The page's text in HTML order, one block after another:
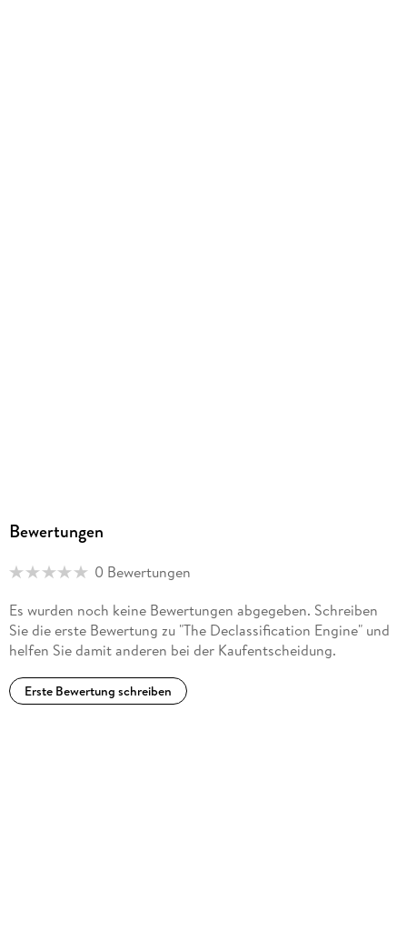
Bewertungen
0 Bewertungen
Es wurden noch keine Bewertungen abgegeben. Schreiben
Sie die erste Bewertung zu "The Declassification Engine" und
helfen Sie damit anderen bei der Kaufentscheidung.
Erste Bewertung schreiben